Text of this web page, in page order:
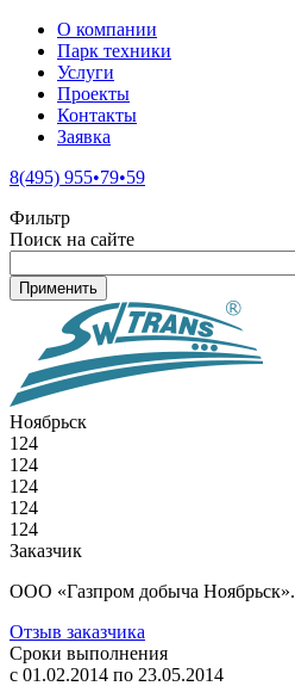
О компании
Парк техники
Услуги
Проекты
Контакты
Заявка
8(495) 955•79•59
Фильтр
Поиск на сайте
Ноябрьск
124
124
124
124
124
Заказчик
ООО «Газпром добыча Ноябрьск».
Отзыв заказчика
Сроки выполнения
с 01.02.2014 по 23.05.2014